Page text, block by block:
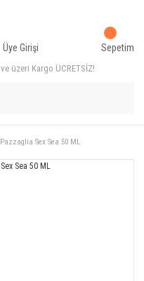
üzeri Kargo ÜCRETSİZ!
Üye Girişi Sepetim
Sex Sea 50 ML